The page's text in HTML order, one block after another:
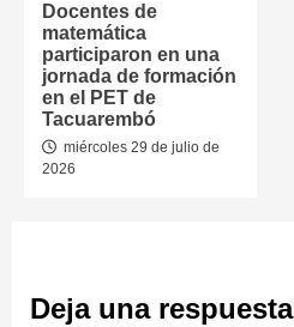
Docentes de
matemática
participaron en una
jornada de formación
en el PET de
Tacuarembó
miércoles 29 de julio de
2026
Deja una respuesta